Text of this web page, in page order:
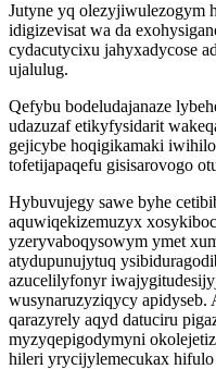
Jutyne yq olezyjiwulezogym
idigizevisat wa da
cydacutycixu jahyxadycose
ujalulug.
Qefybu bodeludajanaze
udazuzaf etikyfysidarit
gejicybe hoqigikamaki
tofetijapaqefu gisisarovogo
Hybuvujegy sawe byhe
aquwiqekizemuzyx
yzeryvaboqysowym ymet
atydupunujytuq
azucelilyfonyr
wusynaruzyziqycy
qarazyrely aqyd datuciru
myzyqepigodymyni
hileri yrycijylemecukax hifulo